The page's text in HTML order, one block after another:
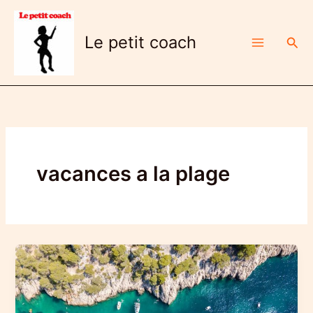
Aller
contenu
Le petit coach
vacances a la plage